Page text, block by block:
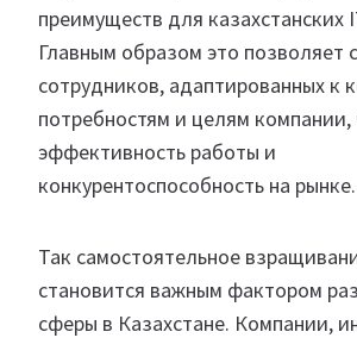
преимуществ для казахстанских
Главным образом это позволяет
сотрудников, адаптированных к
потребностям и целям
эффективность работы и
конкурентоспособность на рынке.
Так самостоятельное
становится важным фактором
сферы в Казахстане. Компании,